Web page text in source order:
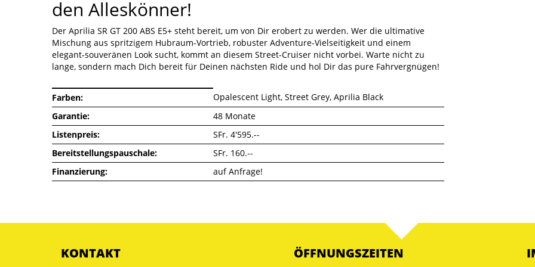
den Alleskönner!
Der Aprilia SR GT 200 ABS E5+ steht bereit, um von Dir erobert zu werden. Wer die ultimative
Mischung aus spritzigem Hubraum-Vortrieb, robuster Adventure-Vielseitigkeit und einem
elegant-souveränen Look sucht, kommt an diesem Street-Cruiser nicht vorbei. Warte nicht zu
lange, sondern mach Dich bereit für Deinen nächsten Ride und hol Dir das pure Fahrvergnügen!
Farben
Opalescent Light, Street Grey, Aprilia Black
Garantie
48 Monate
Listenpreis
SFr. 4'595.--
Bereitstellungspauschale
SFr. 160.--
Finanzierung
auf Anfrage!
KONTAKT ÖFFNUNGSZEITEN